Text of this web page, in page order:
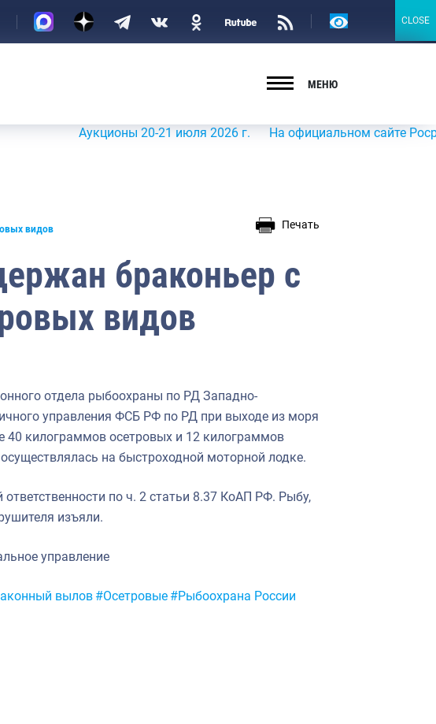
Версия
МЕНЮ
Аукционы 20-21 июля 2026 г. На официальном сайте
видов
Печать
браконьер с
видов
отдела рыбоохраны по РД Западно-
управления ФСБ РФ по РД при выходе из моря
40 килограммов осетровых и 12 килограммов
на быстроходной моторной лодке.
по ч. 2 статьи 8.37 КоАП РФ. Рыбу,
изъяли.
управление
вылов #Осетровые #Рыбоохрана России
CLOSE
CLOSE